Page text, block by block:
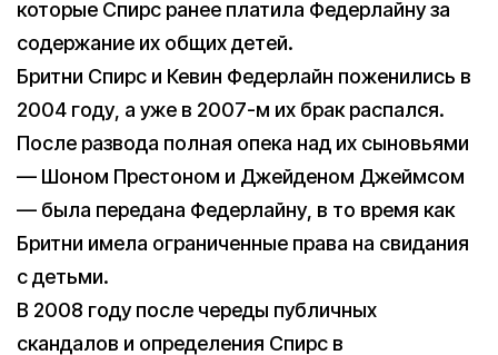
которые Спирс ранее платила Федерлайну за
содержание их общих детей.
Бритни Спирс и Кевин Федерлайн поженились в
2004 году, а уже в 2007-м их брак распался.
После развода полная опека над их сыновьями
— Шоном Престоном и Джейденом Джеймсом
— была передана Федерлайну, в то время как
Бритни имела ограниченные права на свидания
с детьми.
В 2008 году после череды публичных
скандалов и определения Спирс в